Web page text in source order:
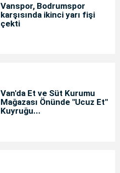
Vanspor, Bodrumspor
karşısında ikinci yarı fişi
çekti
Van'da Et ve Süt Kurumu
Mağazası Önünde "Ucuz Et"
Kuyruğu...